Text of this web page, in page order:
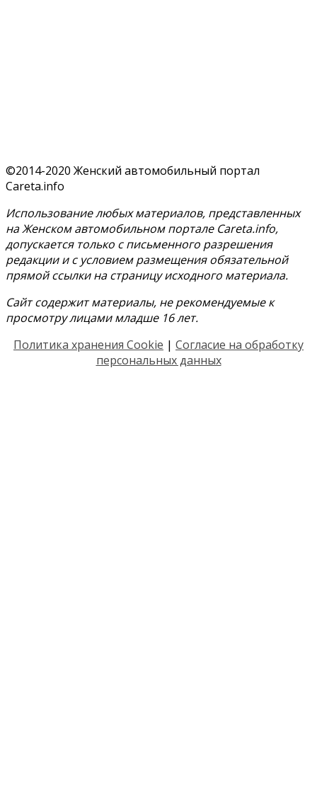
©2014-2020 Женский автомобильный портал
Careta.info
Использование любых материалов, представленных
на Женском автомобильном портале Careta.info,
допускается только с письменного разрешения
редакции и с условием размещения обязательной
прямой ссылки на страницу исходного материала.
Сайт содержит материалы, не рекомендуемые к
просмотру лицами младше 16 лет.
Политика хранения Cookie | Согласие на обработку
персональных данных